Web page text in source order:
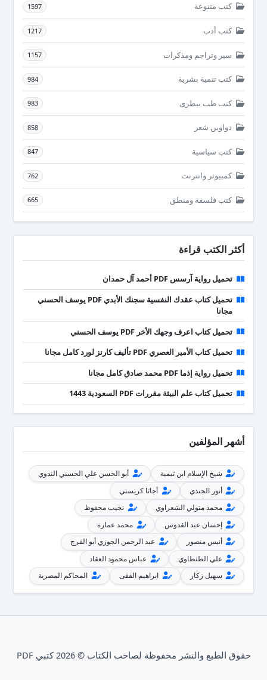
كتب متنوعة 1597
كتب أدب 1217
سير وتراجم ومذكرات 1157
كتب تنمية بشرية 984
كتب طب بيطرى 983
دواوين شعر 858
كتب سياسية 847
كمبيوتر وانترنت 762
كتب فلسفة ومنطق 665
أكثر الكتب قراءة
تحميل رواية آرسس PDF أحمد آل حمدان
تحميل كتاب عقدك النفسية سجنك الأبدي PDF يوسف الحسني
مجانا
تحميل كتاب اعرف وجهك الأخر PDF يوسف الحسني
تحميل كتاب الأمير العصري PDF تأليف كارنز لورد كامل مجانا
تحميل رواية إذما PDF محمد صادق كامل مجانا
تحميل كتاب علم البيئة مقررات PDF السعودية 1443
أشهر المؤلفين
شيخ الإسلام ابن تيمية
أبو الحسن علي الحسني الندوي
أنور الجندي
أجاثا كريستي
محمد متولي الشعراوي
نجيب محفوظ
إحسان عبد القدوس
محمد عمارة
أنيس منصور
عبد الرحمن الجوزي أبو الفرج
علي الطنطاوي
عباس محمود العقاد
سهيل زكار
ابراهيم الفقى المحاكم المصرية
حقوق الطبع والنشر محفوظة لصاحب الكتاب © 2026 كتبي PDF